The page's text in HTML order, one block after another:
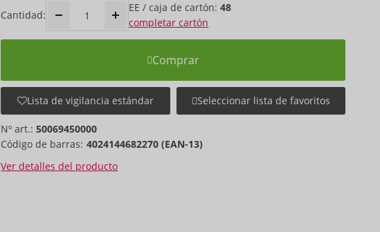
Cantidad:
EE / caja de cartón:48
completar cartón
Comprar
Lista de vigilancia estándar Seleccionar lista de favoritos
Nº art.:50069450000
Código de barras: 4024144682270 (EAN-13)
Ver detalles del producto